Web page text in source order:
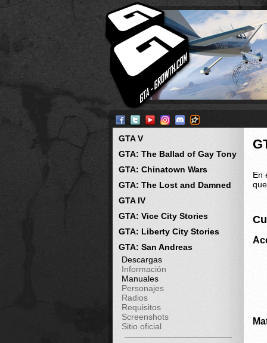
GTA V
GTA: The Ballad of Gay Tony
GTA: Chinatown Wars
GTA: The Lost and Damned
GTA IV
GTA: Vice City Stories
GTA: Liberty City Stories
GTA: San Andreas
Descargas
Información
Manuales
Personajes
Radios
Requisitos
Screenshots
Sitio oficial
En